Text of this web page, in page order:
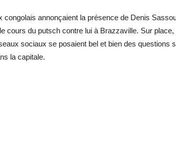
congolais annonçaient la présence de Denis
cours du putsch contre lui à Brazzaville. Sur
sociaux se posaient bel et bien des questions
la capitale.